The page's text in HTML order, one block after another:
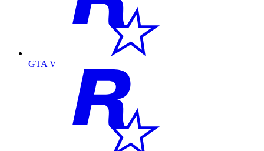
GTA V